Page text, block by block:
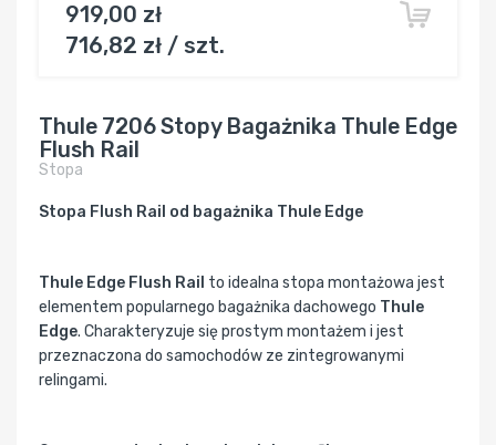
919,00 zł
716,82 zł / szt.
Thule 7206 Stopy Bagażnika Thule Edge
Flush Rail
Stopa
Stopa Flush Rail od bagażnika Thule Edge
Thule Edge Flush Rail to idealna stopa montażowa jest
elementem popularnego bagażnika dachowego Thule
Edge. Charakteryzuje się prostym montażem i jest
przeznaczona do samochodów ze zintegrowanymi
relingami.